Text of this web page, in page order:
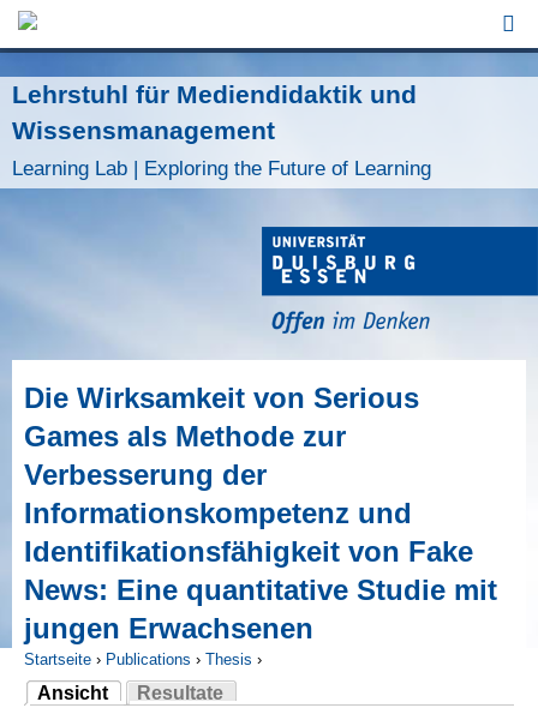
Lehrstuhl für Mediendidaktik und
Wissensmanagement
Learning Lab | Exploring the Future of Learning
Die Wirksamkeit von Serious
Games als Methode zur
Verbesserung der
Informationskompetenz und
Identifikationsfähigkeit von Fake
News: Eine quantitative Studie mit
jungen Erwachsenen
Sie sind hier
Startseite › Publications › Thesis ›
Ansicht
Resultate